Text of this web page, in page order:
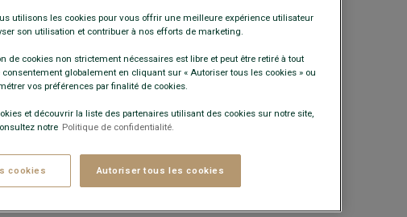
utilisons les cookies pour vous offrir une meilleure expérience utilisateur
son utilisation et contribuer à nos efforts de marketing.
de cookies non strictement nécessaires est libre et peut être retiré à tout
globalement en cliquant sur « Autoriser tous les cookies » ou
vos préférences par finalité de cookies.
et découvrir la liste des partenaires utilisant des cookies sur notre site,
notre Politique de confidentialité.
cookies Autoriser tous les cookies